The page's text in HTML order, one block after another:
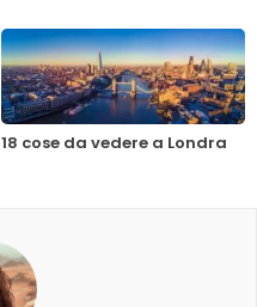
18 cose da vedere a Londra